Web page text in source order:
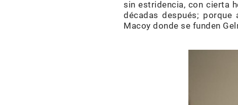
sin estridencia, con cierta
décadas después; porque
Macoy donde se funden